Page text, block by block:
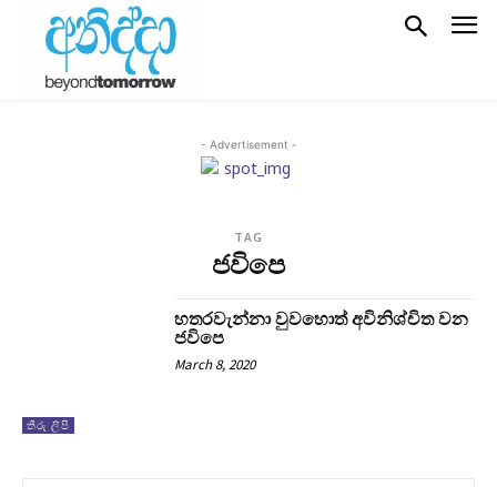
- Advertisement -
TAG
ජවිපෙ
තීරු ලිපි
හතරවැන්නා වුවහොත් අවිනිශ්චිත වන
ජවිපෙ
March 8, 2020